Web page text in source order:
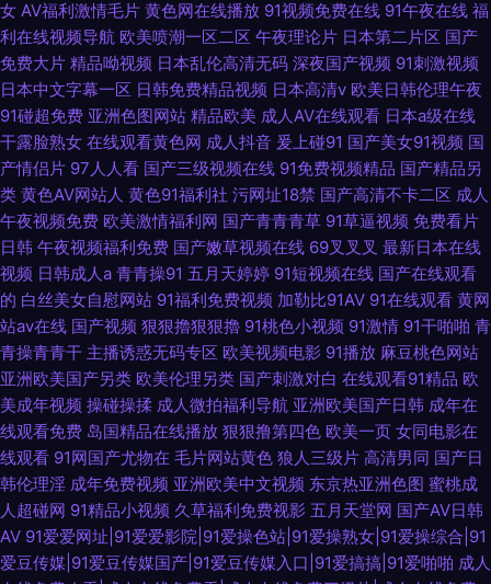
女 AV福利激情毛片 黄色网在线播放 91视频免费在线 91午夜在线 福
利在线视频导航 欧美喷潮一区二区 午夜理论片 日本第二片区 国产
免费大片 精品呦视频 日本乱伦高清无码 深夜国产视频 91刺激视频
日本中文字幕一区 日韩免费精品视频 日本高清v 欧美日韩伦理午夜
91碰超免费 亚洲色图网站 精品欧美 成人AV在线观看 日本a级在线
干露脸熟女 在线观看黄色网 成人抖音 爰上碰91 国产美女91视频 国
产情侣片 97人人看 国产三级视频在线 91免费视频精品 国产精品另
类 黄色AV网站人 黄色91福利社 污网址18禁 国产高清不卡二区 成人
午夜视频免费 欧美激情福利网 国产青青青草 91草逼视频 免费看片
日韩 午夜视频福利免费 国产嫩草视频在线 69叉叉叉 最新日本在线
视频 日韩成人a 青青操91 五月天婷婷 91短视频在线 国产在线观看
的 白丝美女自慰网站 91福利免费视频 加勒比91AV 91在线观看 黄网
站av在线 国产视频 狠狠擼狠狠擼 91桃色小视频 91激情 91干啪啪 青
青操青青干 主播诱惑无码专区 欧美视频电影 91播放 麻豆桃色网站
亚洲欧美国产另类 欧美伦理另类 国产刺激对白 在线观看91精品 欧
美成年视频 操碰操揉 成人微拍福利导航 亚洲欧美国产日韩 成年在
线观看免费 岛国精品在线播放 狠狠撸第四色 欧美一页 女同电影在
线观看 91网国产尤物在 毛片网站黄色 狼人三级片 高清男同 国产日
韩伦理淫 成年免费视频 亚洲欧美中文视频 东京热亚洲色图 蜜桃成
人超碰网 91精品小视频 久草福利免费视影 五月天堂网 国产AV日韩
AV 91爱爱网址|91爱爱影院|91爱操色站|91爱操熟女|91爱操综合|91
爱豆传媒|91爱豆传媒国产|91爱豆传媒入口|91爱搞搞|91爱啪啪 成人